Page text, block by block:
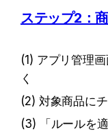
ステップ2：
(1) アプリ管理
く
(2) 対象商品に
(3) 「ルールを